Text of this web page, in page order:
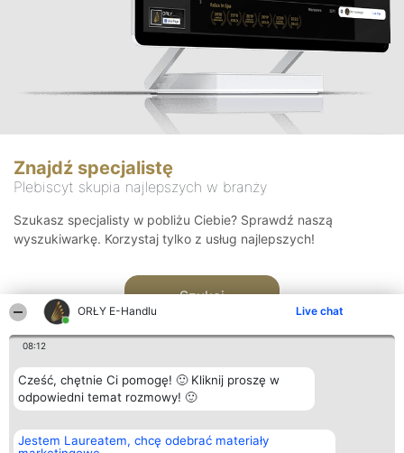
ORŁY E-Handlu Live chat
08:12
Cześć, chętnie Ci pomogę! 🙂 Kliknij proszę w
odpowiedni temat rozmowy! 🙂
Jestem Laureatem, chcę odebrać materiały
Znajdź specjalistę
Plebiscyt skupia najlepszych w branży
Szukasz specjalisty w pobliżu Ciebie? Sprawdź naszą
wyszukiwarkę. Korzystaj tylko z usług najlepszych!
Szukaj
Organizator plebiscytu
Bright Side Solutions sp. z o.
Plebiscyt
Laureaci
Kontakt
Kontakt